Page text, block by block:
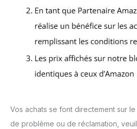
Vos achats se font directement sur le
de problème ou de réclamation,